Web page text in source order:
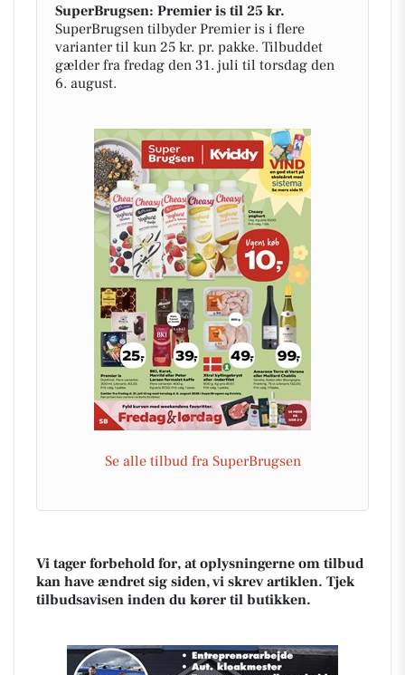
SuperBrugsen: Premier is til 25 kr.
SuperBrugsen tilbyder Premier is i flere
varianter til kun 25 kr. pr. pakke. Tilbuddet
gælder fra fredag den 31. juli til torsdag den
6. august.
Se alle tilbud fra SuperBrugsen
Vi tager forbehold for, at oplysningerne om tilbud
kan have ændret sig siden, vi skrev artiklen. Tjek
tilbudsavisen inden du kører til butikken.